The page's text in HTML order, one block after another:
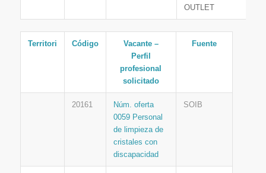
OUTLET
Territori Código
Vacante –
Perfil
profesional
solicitado
Fuente
20161
Núm. oferta
0059 Personal
de limpieza de
cristales con
discapacidad
SOIB